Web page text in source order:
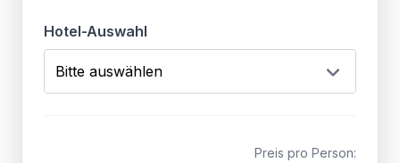
Hotel-Auswahl
Preis pro Person: